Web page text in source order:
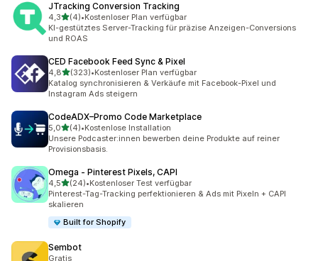
JTracking Conversion Tracking
4,3von 5 Sternen
(4)
4 Rezensionen insgesamt
•Kostenloser Plan verfügbar
KI-gestütztes Server-Tracking für präzise Anzeigen-Conversions
und ROAS
CED Facebook Feed Sync & Pixel
4,8von 5 Sternen
(323)
323 Rezensionen insgesamt
•Kostenloser Plan verfügbar
Katalog synchronisieren & Verkäufe mit Facebook-Pixel und
Instagram Ads steigern
CodeADX–Promo Code Marketplace
5,0von 5 Sternen
(4)
4 Rezensionen insgesamt
•Kostenlose Installation
Unsere Podcaster:innen bewerben deine Produkte auf reiner
Provisionsbasis.
Omega ‑ Pinterest Pixels, CAPI
4,5von 5 Sternen
(24)
24 Rezensionen insgesamt
•Kostenloser Test verfügbar
Pinterest-Tag-Tracking perfektionieren & Ads mit Pixeln + CAPI
skalieren
Built for Shopify
Sembot
Gratis